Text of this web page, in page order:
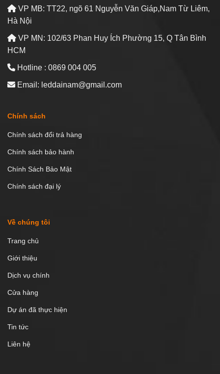
VP MB: TT22, ngõ 61 Nguyễn Văn Giáp,Nam Từ Liêm,
Hà Nội
VP MN: 102/63 Phan Huy Ích Phường 15, Q Tân Bình
HCM
Hotline : 0869 004 005
Email: leddainam@gmail.com
Chính sách
Chính sách đổi trả hàng
Chính sách bảo hành
Chính Sách Bảo Mật
Chính sách đại lý
Về chúng tôi
Trang chủ
Giới thiệu
Dịch vụ chính
Cửa hàng
Dự án đã thực hiện
Tin tức
Liên hệ